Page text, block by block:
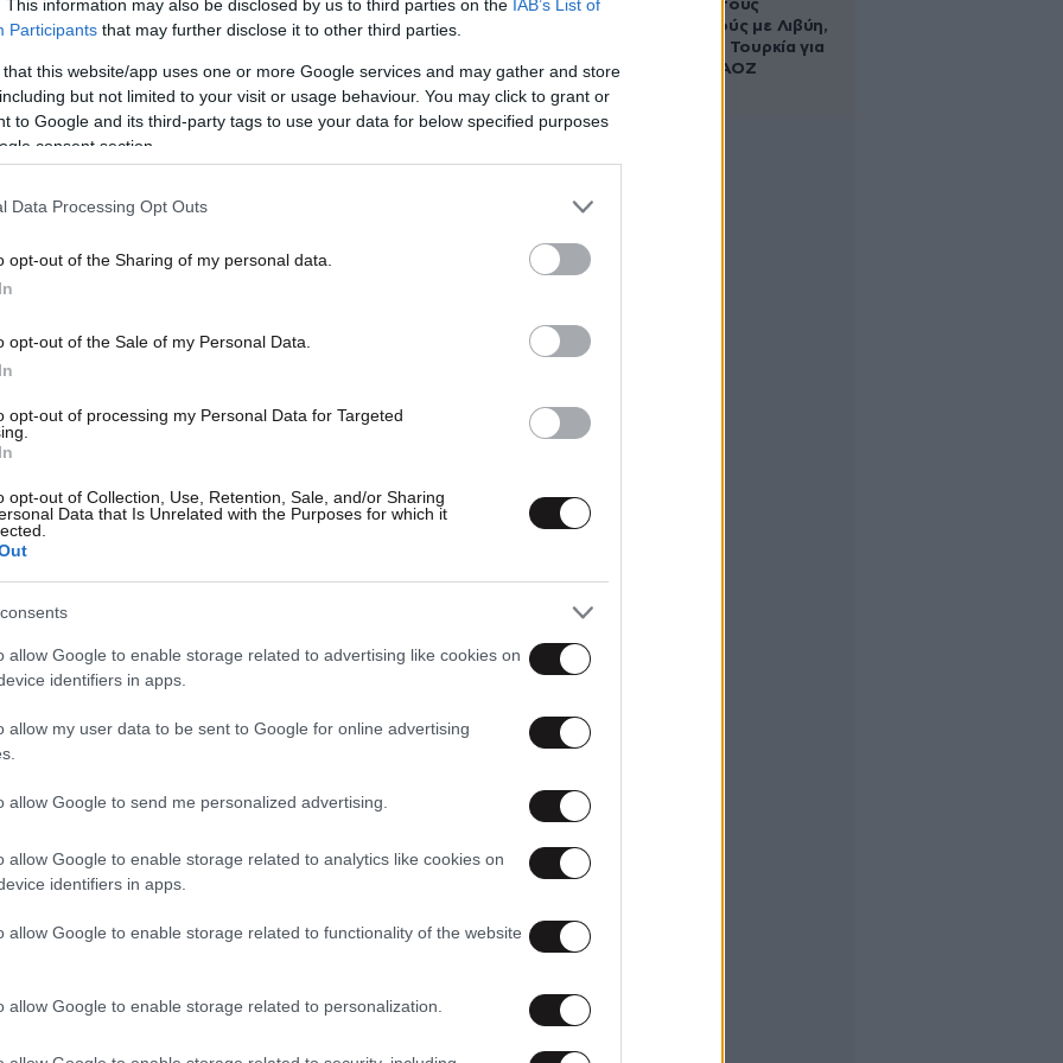
This information may also be disclosed by us to third parties on the IAB’s List of
Participants that may further disclose it to other third parties.
that this website/app uses one or more Google services and may gather and store
but not limited to your visit or usage behaviour. You may click to grant or
to Google and its third-party tags to use your data for below specified purposes
consent section.
Data Processing Opt Outs
opt-out of the Sharing of my personal data.
opt-out of the Sale of my Personal Data.
opt-out of processing my Personal Data for Targeted
opt-out of Collection, Use, Retention, Sale, and/or Sharing
Data that Is Unrelated with the Purposes for which it
allow Google to enable storage related to advertising like cookies on
identifiers in apps.
allow my user data to be sent to Google for online advertising
allow Google to send me personalized advertising.
allow Google to enable storage related to analytics like cookies on
identifiers in apps.
allow Google to enable storage related to functionality of the website
allow Google to enable storage related to personalization.
ΑΠΕ-ΜΠΕ, ο αντπεριφερειάρχης Πέλλας
ήδη ξεκινήσει από την περασμένη εβδομάδα,
τρεις ημέρες – κάθε Δευτέρα, Τρίτη και
στεγανοποίηση με πλακόστρωση στις πλευρές
Δεν γινόταν διαφορετικά. Το νερό το
να εκτονώνεται η πίεση του
αυτό τον τρόπο θα προχωρήσουμε μέχρι να
σε περίπου 90 ημέρες συνολικά».
υπηρεσιών Πολεοδομίας και Αγροτικής
πως «τα σημαντικότερα προβλήματα που
που διασχίζει την Έδεσσα είναι ότι έχουν
ποταμοβραχίονα τα συρματοκιβώτια
εισχώρηση των υδάτων στα υπόγεια
προβλήματα στις περιοχές που
ότι «το έργο είχε δημοπρατηθεί πριν να
μια περίοδος στάσης για να δούμε πώς
έργο στην υλοποίησή του και αυτό διότι τα
σταματήσουν. Υπήρχε και ένα σοβαρό
εργοστάσιο που εκμεταλλεύεται
με το θέμα αυτό, πραγματοποιήσαμε
ΔΕΗ και ταυτόχρονα με τη διαχειριστική
έργου και πήραμε παράταση χρόνου για να
καταλήξαμε σε μια κοινή απόφαση με τη
τους ανοιχτούς
λογαριασμούς με Λιβύη,
Αλβανία και Τουρκία για
τη χάραξη ΑΟΖ